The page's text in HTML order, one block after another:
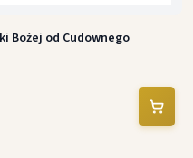
Bożej od Cudownego